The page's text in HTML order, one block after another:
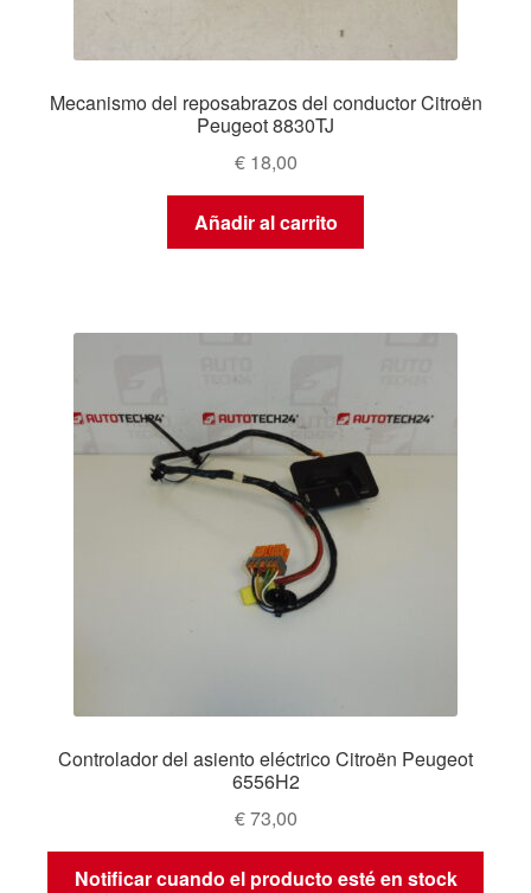
Mecanismo del reposabrazos del conductor Citroën
Peugeot 8830TJ
€18,00
Añadir al carrito
Controlador del asiento eléctrico Citroën Peugeot
6556H2
€73,00
Notificar cuando el producto esté en stock